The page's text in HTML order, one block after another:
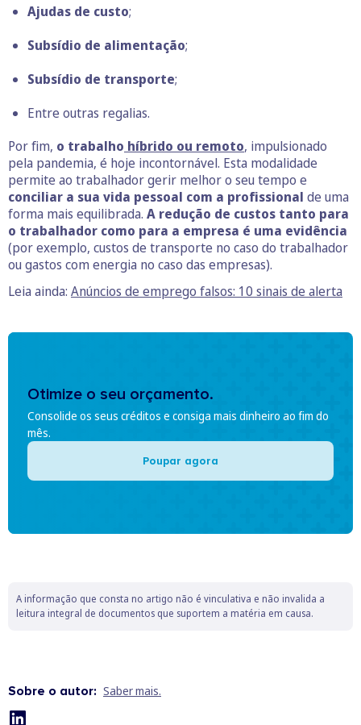
Ajudas de custo;
Subsídio de alimentação;
Subsídio de transporte;
Entre outras regalias.
Por fim, o trabalho híbrido ou remoto, impulsionado
pela pandemia, é hoje incontornável. Esta modalidade
permite ao trabalhador gerir melhor o seu tempo e
conciliar a sua vida pessoal com a profissional de uma
forma mais equilibrada. A redução de custos tanto para
o trabalhador como para a empresa é uma evidência
(por exemplo, custos de transporte no caso do trabalhador
ou gastos com energia no caso das empresas).
Leia ainda: Anúncios de emprego falsos: 10 sinais de alerta
Otimize o seu orçamento.
Consolide os seus créditos e consiga mais dinheiro ao fim do
mês.
Poupar agora
A informação que consta no artigo não é vinculativa e não invalida a
leitura integral de documentos que suportem a matéria em causa.
Sobre o autor: Saber mais.